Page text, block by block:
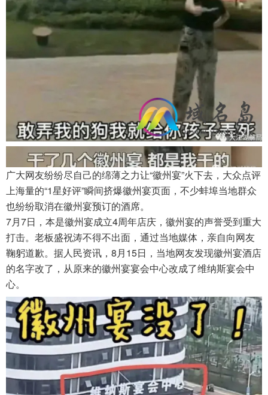
广大网友纷纷尽自己的绵薄之力让“徽州宴”火下去，大众点评
上海量的“1星好评”瞬间挤爆徽州宴页面，不少蚌埠当地群众
也纷纷取消在徽州宴预订的酒席。
7月7日，本是徽州宴成立4周年店庆，徽州宴的声誉受到重大
打击。老板盛祝涛不得不出面，通过当地媒体，亲自向网友
鞠躬道歉。据人民资讯，8月15日，当地网友发现徽州宴酒店
的名字改了，从原来的徽州宴宴会中心改成了维纳斯宴会中
心。